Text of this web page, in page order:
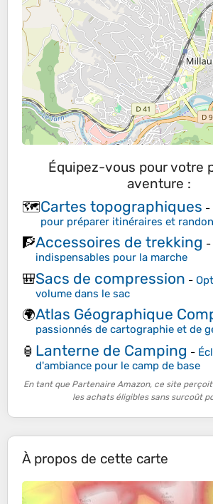
Équipez-vous pour votre
aventure :
🗺️Cartes topographiques -
pour préparer itinéraires et
🧗Accessoires de trekking -
indispensables pour la marche
🎒Sacs de compression -
volume dans le sac
🌍Atlas Géographique
passionnés de cartographie et de
🏮 Lanterne de Camping -
d'ambiance pour le camp de base
En tant que Partenaire Amazon, ce site
les achats éligibles sans surcoût
À propos de cette carte